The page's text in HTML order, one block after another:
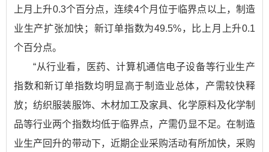
上月上升0.3个百分点，连续4个月位于临界点以上，制造
业生产扩张加快；新订单指数为49.5%，比上月上升0.1
个百分点。
“从行业看，医药、计算机通信电子设备等行业生产
指数和新订单指数均明显高于制造业总体，产需较快释
放；纺织服装服饰、木材加工及家具、化学原料及化学制
品等行业两个指数均低于临界点，产需仍显不足。在制造
业生产回升的带动下，近期企业采购活动有所加快，采购